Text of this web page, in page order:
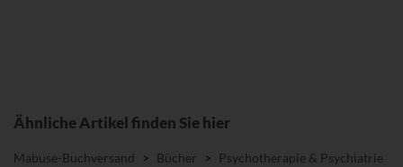
Ähnliche Artikel finden Sie hier
Mabuse-Buchversand > Bücher >
Psychotherapie & Psychiatrie